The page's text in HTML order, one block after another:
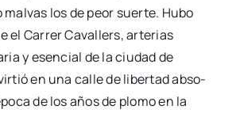
los de peor suer­te. Hubo
el Carrer Cava­llers, arte­rias
y esen­cial de la ciu­dad de
en una calle de liber­tad abso­
de los años de plo­mo en la